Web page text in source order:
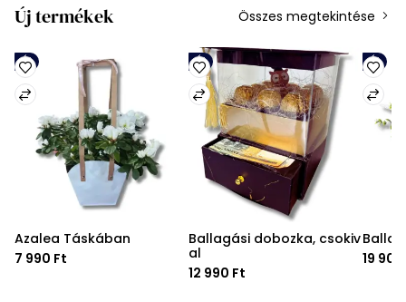
Új termékek Összes megtekintése
Új
Azalea Táskában
7 990 Ft
Új
Ballagási dobozka, csokiv
al
12 990 Ft
Új
19